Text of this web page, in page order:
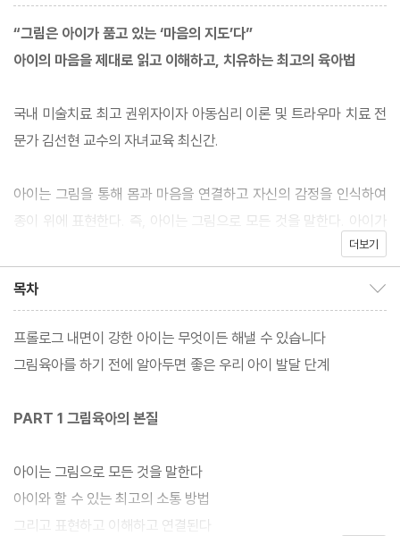
“그림은 아이가 품고 있는 ‘마음의 지도’다”
아이의 마음을 제대로 읽고 이해하고, 치유하는 최고의 육아법
국내 미술치료 최고 권위자이자 아동심리 이론 및 트라우마 치료 전
문가 김선현 교수의 자녀교육 최신간.
아이는 그림을 통해 몸과 마음을 연결하고 자신의 감정을 인식하여
종이 위에 표현한다. 즉, 아이는 그림으로 모든 것을 말한다. 아이가
그림 속에 그린 인물은 누구일까? 주로 쓴 색의 의미는 무엇일까?
즐겁게 그리고, 그림에 대해 질문하고 대화하며 아이를 이해하는 것,
아이의 그림을 통해 아이의 마음을 더 깊이 알아주고 어루만져주는
것. 이것이 ‘그림육아’다.
김선현 교수는 신간《그림육아의 힘》을 통해 그림육아의 궁극적인
야 할 것 등 그림육아의 모든 것을 일목요연하게 정리했다. 특히 사
례별 아이들의 그림 50여 편을 통해, 실제 양육 과정에서 만나게 되
는 아이들의 고민, 정서, 문제행동 등을 어떻게 바라보고 치유해나가
더보기
목차
프롤로그 내면이 강한 아이는 무엇이든 해낼 수 있습니다
그림육아를 하기 전에 알아두면 좋은 우리 아이 발달 단계
PART 1 그림육아의 본질
아이는 그림으로 모든 것을 말한다
아이와 할 수 있는 최고의 소통 방법
그리고 표현하고 이해하고 연결된다